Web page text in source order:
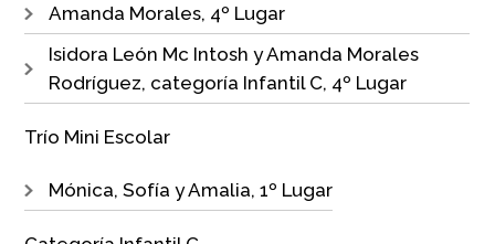
Amanda Morales, 4º Lugar
Isidora León Mc Intosh y Amanda Morales
Rodríguez, categoría Infantil C, 4º Lugar
Trío Mini Escolar
Mónica, Sofía y Amalia, 1º Lugar